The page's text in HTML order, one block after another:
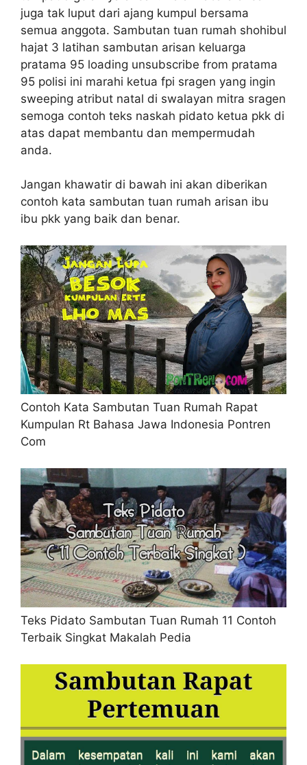
juga tak luput dari ajang kumpul bersama
semua anggota. Sambutan tuan rumah shohibul
hajat 3 latihan sambutan arisan keluarga
pratama 95 loading unsubscribe from pratama
95 polisi ini marahi ketua fpi sragen yang ingin
sweeping atribut natal di swalayan mitra sragen
semoga contoh teks naskah pidato ketua pkk di
atas dapat membantu dan mempermudah
anda.
Jangan khawatir di bawah ini akan diberikan
contoh kata sambutan tuan rumah arisan ibu
ibu pkk yang baik dan benar.
Contoh Kata Sambutan Tuan Rumah Rapat
Kumpulan Rt Bahasa Jawa Indonesia Pontren
Com
Teks Pidato Sambutan Tuan Rumah 11 Contoh
Terbaik Singkat Makalah Pedia